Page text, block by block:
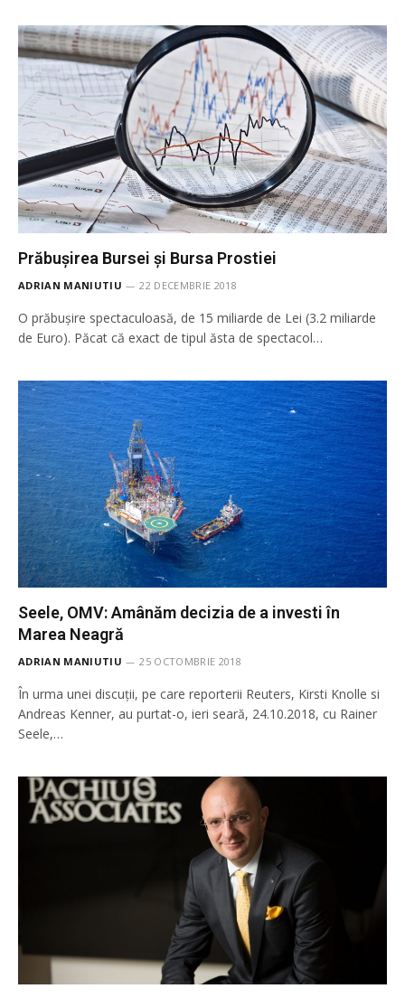
Prăbușirea Bursei și Bursa Prostiei
ADRIAN MANIUTIU 22 DECEMBRIE 2018
O prăbușire spectaculoasă, de 15 miliarde de Lei (3.2 miliarde
de Euro). Păcat că exact de tipul ăsta de spectacol…
Seele, OMV: Amânăm decizia de a investi în
Marea Neagră
ADRIAN MANIUTIU 25 OCTOMBRIE 2018
În urma unei discuții, pe care reporterii Reuters, Kirsti Knolle si
Andreas Kenner, au purtat-o, ieri seară, 24.10.2018, cu Rainer
Seele,…